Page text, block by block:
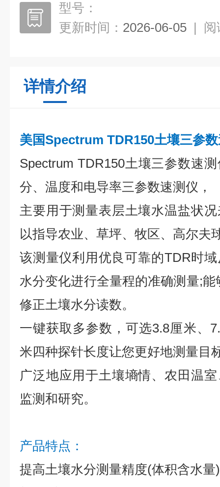
型号：
更新时间： 2026-06-05 | 阅
详情介绍
美国Spectrum TDR150土壤三参
Spectrum TDR150土壤三参数速
分、温度和电导率三参数速测仪，
主要用于测量表层土壤水温盐状
以指导农业、草坪、牧区、高尔夫
该测量仪利用优良可靠的TDR时
水分变化进行全量程的准确测量;
修正土壤水分读数。
一键获取多参数，可选3.8厘米、
米四种探针长度让您更好地测量目
广泛地应用于土壤墒情、农田温
监测和研究。
产品特点：
提高土壤水分测量精度(体积含水量)